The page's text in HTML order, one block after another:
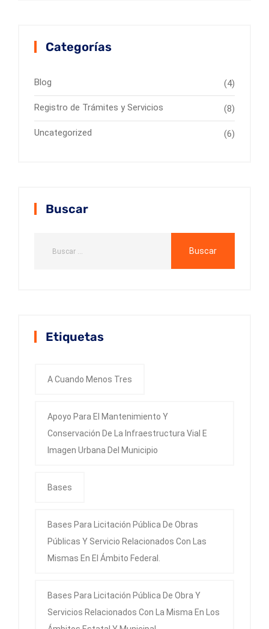
Categorías
Blog (4)
Registro de Trámites y Servicios (8)
Uncategorized (6)
Buscar
Etiquetas
A Cuando Menos Tres
Apoyo Para El Mantenimiento Y
Conservación De La Infraestructura Vial E
Imagen Urbana Del Municipio
Bases
Bases Para Licitación Pública De Obras
Públicas Y Servicio Relacionados Con Las
Mismas En El Ámbito Federal.
Bases Para Licitación Pública De Obra Y
Servicios Relacionados Con La Misma En Los